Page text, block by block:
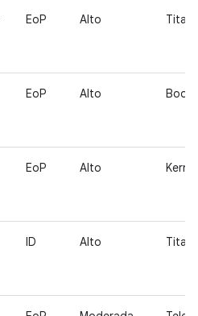
EoP Alto Titan
EoP Alto
EoP Alto Kernel
ID Alto Titan